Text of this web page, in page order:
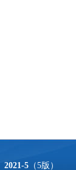
2021-5（5版）